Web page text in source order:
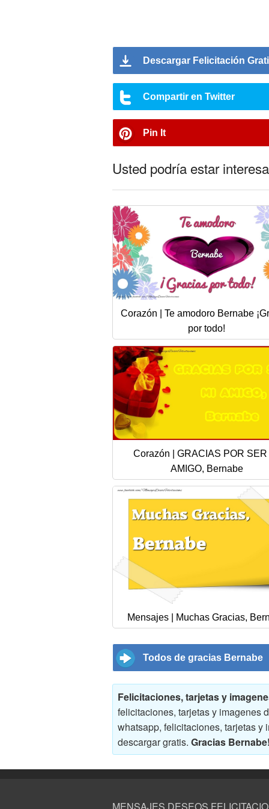
Descargar Felicitación
Compartir en Twitter
Pin It
Usted podría estar
Corazón | Te amodoro Bernabe
por todo!
Corazón | GRACIAS POR SER
AMIGO, Bernabe
Mensajes | Muchas Gracias,
Todos de gracias Bernabe
Felicitaciones, tarjetas y
felicitaciones, tarjetas y imagenes
whatsapp, felicitaciones, tarjetas
descargar gratis. Gracias